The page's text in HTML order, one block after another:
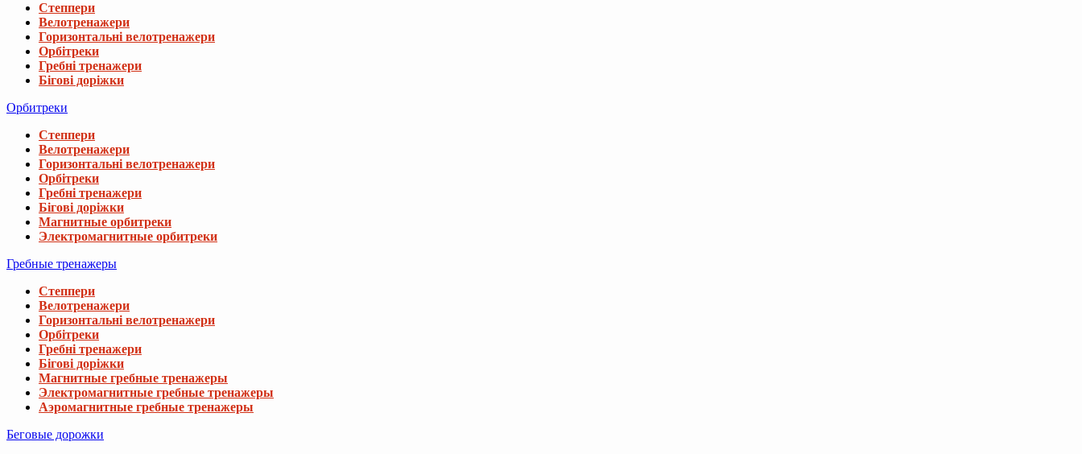
Степпери
Велотренажери
Горизонтальні велотренажери
Орбітреки
Гребні тренажери
Бігові доріжки
Орбитреки
Степпери
Велотренажери
Горизонтальні велотренажери
Орбітреки
Гребні тренажери
Бігові доріжки
Магнитные орбитреки
Электромагнитные орбитреки
Гребные тренажеры
Степпери
Велотренажери
Горизонтальні велотренажери
Орбітреки
Гребні тренажери
Бігові доріжки
Магнитные гребные тренажеры
Электромагнитные гребные тренажеры
Аэромагнитные гребные тренажеры
Беговые дорожки